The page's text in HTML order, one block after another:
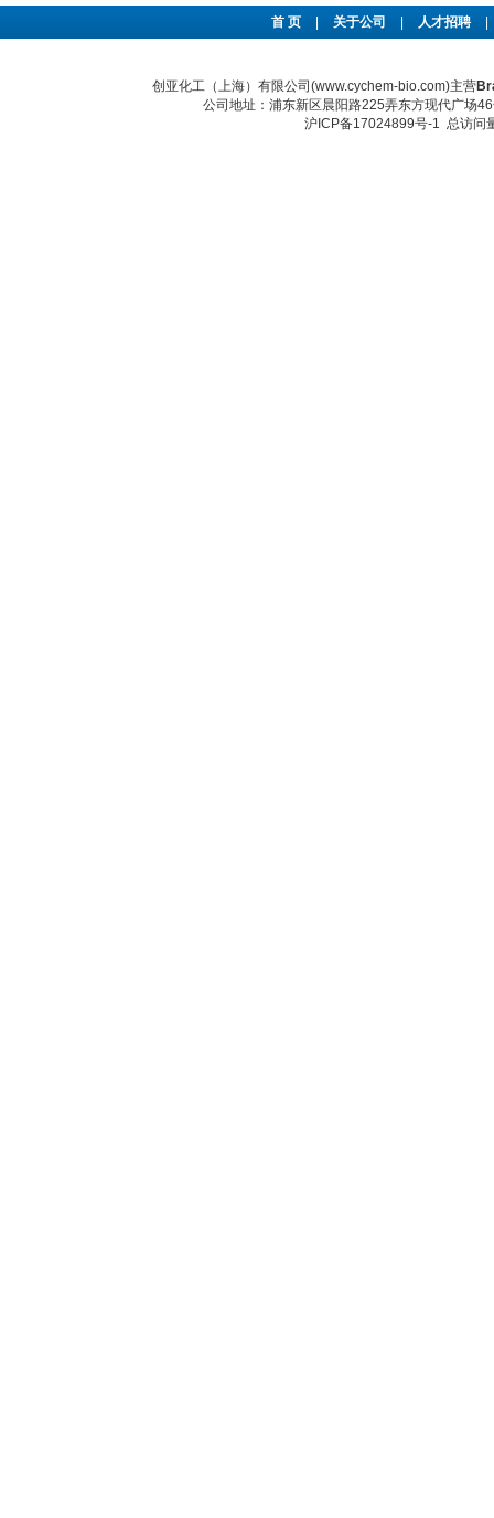
首 页 关于公司 人才招聘
创亚化工（上海）有限公司(www.cychem-bio.com)主营
公司地址：浦东新区晨阳路225弄东方现代广场
沪ICP备17024899号-1 总访问